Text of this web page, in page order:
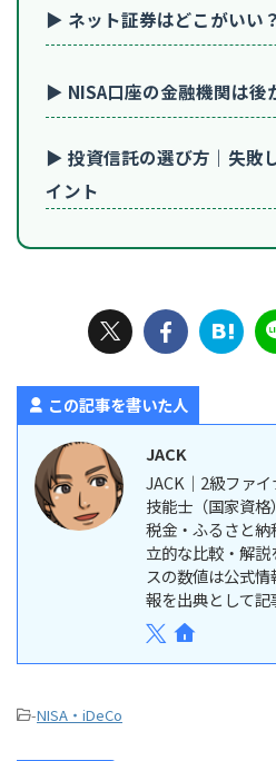
▶ ネット証券はどこがいい
▶ NISA口座の金融機関は後
▶ 投資信託の選び方｜失敗
イント
この記事を書いた人
JACK
JACK｜2級ファ
技能士（国家資
税金・ふるさと
立的な比較・解
スの数値は公式
報を出典として記
-NISA・iDeCo